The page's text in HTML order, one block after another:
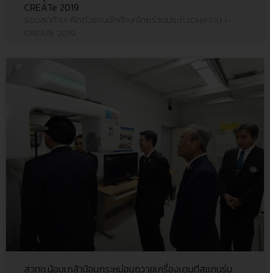
CREATe 2019
รอบสุดท้าย! คัดตัวแทนนักศึกษาไทยร่วมประกวดผลงาน i-
สวทช.น้อมเกล้าน้อมกระหม่อมถวายเครื่องเดนตีสแกนรุ่น